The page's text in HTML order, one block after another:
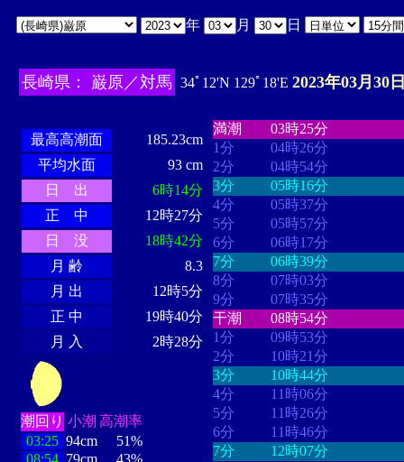
年 月 日
長崎県： 巌原／対馬 34ﾟ12'N 129ﾟ18'E 2023年03月30
最高高潮面
185.23cm
平均水面
93 cm
日 出
6時14分
正 中
12時27分
日 没
18時42分
月 齢
8.3
月 出
12時5分
正 中
19時40分
月 入
2時28分
潮回り 小潮 高潮率
03:25 94cm
51%
08:54 79cm
43%
満潮
03時25分
1分
04時26分
2分
04時54分
3分
05時16分
4分
05時37分
5分
05時57分
6分
06時17分
7分
06時39分
8分
07時03分
9分
07時35分
干潮
08時54分
1分
09時53分
2分
10時21分
3分
10時44分
4分
11時06分
5分
11時26分
6分
11時46分
7分
12時07分